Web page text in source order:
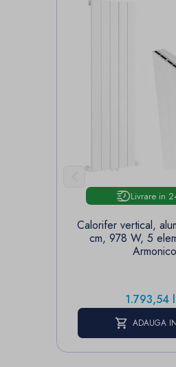
Livrare in
Calorifer vertical,
cm, 978 W, 5
Armonico
Pret
1.793,54
ADAUGA